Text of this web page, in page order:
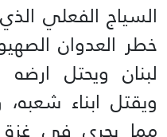
السياج الفعلي
خطر العدوان
لبنان ويحتل
ويقتل ابناء شعبه،